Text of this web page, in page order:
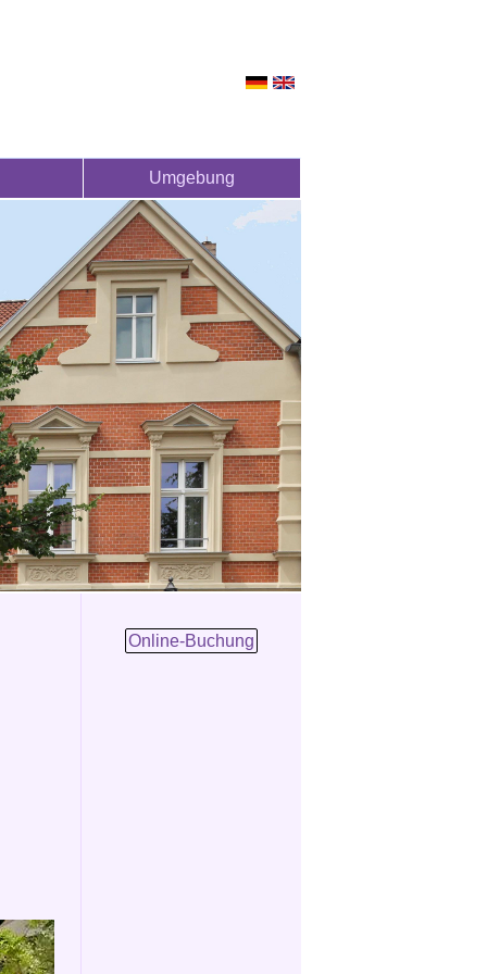
Umgebung
Online-Buchung